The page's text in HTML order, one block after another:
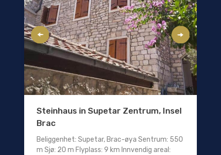
Steinhaus in Supetar Zentrum, Insel
Brac
Beliggenhet: Supetar, Brac-øya Sentrum: 550
m Sjø: 20 m Flyplass: 9 km Innvendig areal: